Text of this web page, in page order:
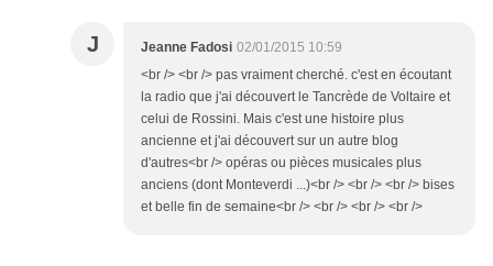
J Jeanne Fadosi 02/01/2015 10:59
<br /> <br /> pas vraiment cherché. c'est en écoutant
la radio que j'ai découvert le Tancrède de Voltaire et
celui de Rossini. Mais c'est une histoire plus
ancienne et j'ai découvert sur un autre blog
d'autres<br /> opéras ou pièces musicales plus
anciens (dont Monteverdi ...)<br /> <br /> <br /> bises
et belle fin de semaine<br /> <br /> <br /> <br />